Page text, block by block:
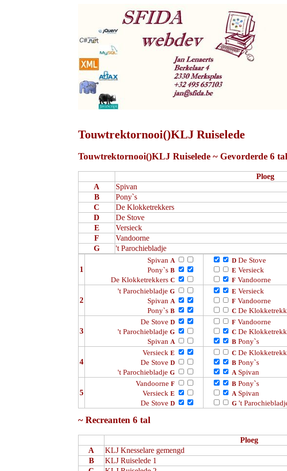
Touwtrektornooi()KLJ Ruiselede
Touwtrektornooi()KLJ Ruiselede ~ Gevorderde 6 tal
Ploeg
A
Spivan
B
Pony`s
C
De Klokketrekkers
D
De Stove
E
Versieck
F
Vandoorne
G
't Parochiebladje
1
Spivan A
Pony`s B
De Klokketrekkers C
D De Stove
E Versieck
F Vandoorne
2
't Parochiebladje G
Spivan A
Pony`s B
E Versieck
F Vandoorne
C De
3
De Stove D
't Parochiebladje G
Spivan A
F Vandoorne
C De
B Pony`s
4
Versieck E
De Stove D
't Parochiebladje G
C De
B Pony`s
A Spivan
5
Vandoorne F
Versieck E
De Stove D
B Pony`s
A Spivan
G 't
~ Recreanten 6 tal
Ploeg
A
KLJ Knesselare gemengd
B
KLJ Ruiselede 1